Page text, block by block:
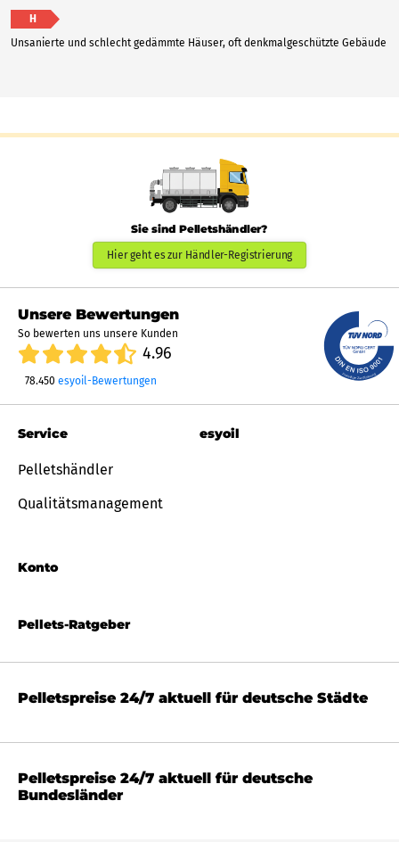
H
Unsanierte und schlecht gedämmte Häuser, oft denkmalgeschützte Gebäude
Sie sind Pelletshändler?
Hier geht es zur Händler-Registrierung
Unsere Bewertungen
So bewerten uns unsere Kunden
4.96
78.450 esyoil-Bewertungen
Pellets-Ratgeber
Service
Pelletshändler
Qualitätsmanagement
Konto
esyoil
Pelletspreise 24/7 aktuell für deutsche Städte
Pelletspreise 24/7 aktuell für deutsche
Bundesländer